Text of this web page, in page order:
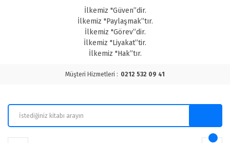
İlkemiz "Güven”dir.
İlkemiz "Paylaşmak”tır.
İlkemiz "Görev”dir.
İlkemiz "Liyakat”tir.
İlkemiz "Hak”tır.
Müşteri Hizmetleri : 0212 532 09 41